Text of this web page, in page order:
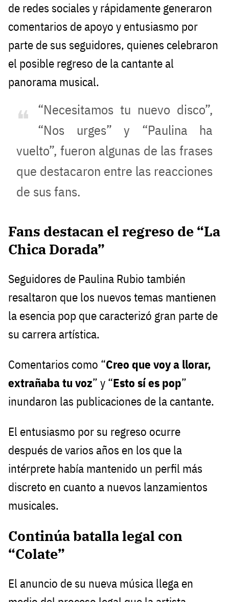
de redes sociales y rápidamente generaron
comentarios de apoyo y entusiasmo por
parte de sus seguidores, quienes celebraron
el posible regreso de la cantante al
panorama musical.
“Necesitamos tu nuevo disco”,
“Nos urges” y “Paulina ha
vuelto”, fueron algunas de las frases
que destacaron entre las reacciones
de sus fans.
Fans destacan el regreso de “La
Chica Dorada”
Seguidores de Paulina Rubio también
resaltaron que los nuevos temas mantienen
la esencia pop que caracterizó gran parte de
su carrera artística.
Comentarios como “Creo que voy a llorar,
extrañaba tu voz” y “Esto sí es pop”
inundaron las publicaciones de la cantante.
El entusiasmo por su regreso ocurre
después de varios años en los que la
intérprete había mantenido un perfil más
discreto en cuanto a nuevos lanzamientos
musicales.
Continúa batalla legal con
“Colate”
El anuncio de su nueva música llega en